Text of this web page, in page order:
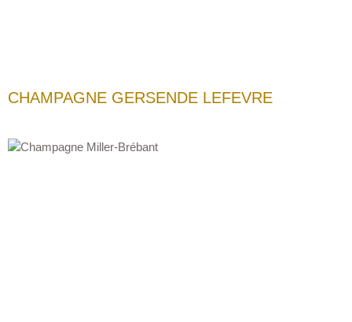
CHAMPAGNE GERSENDE LEFEVRE